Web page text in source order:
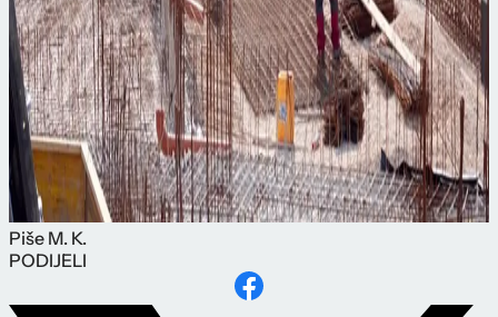
Piše M. K.
PODIJELI